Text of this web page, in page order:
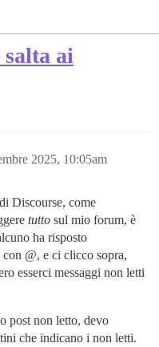
ai
2025, 10:05am
Discourse, come
tutto sul mio forum, è
ha risposto
@, e ci clicco sopra,
esserci messaggi non letti
post non letto, devo
che indicano i non letti.